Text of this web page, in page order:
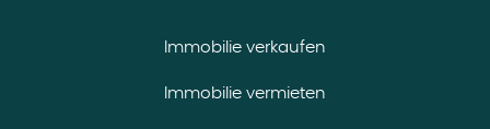
Immobilie verkaufen
Immobilie vermieten